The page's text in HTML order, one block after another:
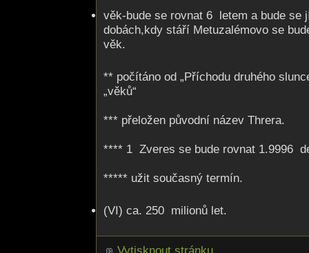
věk-bude se rovnat 6 letem a bude
dobách,kdy stáří Metuzalémovo se
věk.
** počítáno od „Příchodu druhého
„věků“
*** přeložen původní název Threra.
**** 1 Zveres se bude rovnat 1.9996
***** užit současný termín.
(VI) ca. 250 milionů let.